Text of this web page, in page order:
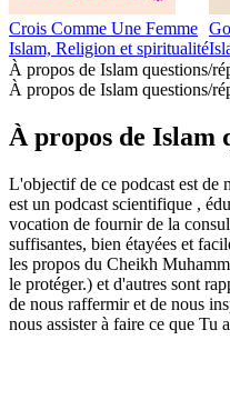
Crois Comme Une Femme
Islam, Religion et spiritualité
À propos de Islam questions/
À propos de Islam questions/
À propos de Islam
L'objectif de ce podcast est de
est un podcast scientifique ,
vocation de fournir de la
suffisantes, bien étayées et
les propos du Cheikh
le protéger.) et d'autres sont
de nous raffermir et de nous
nous assister à faire ce que Tu